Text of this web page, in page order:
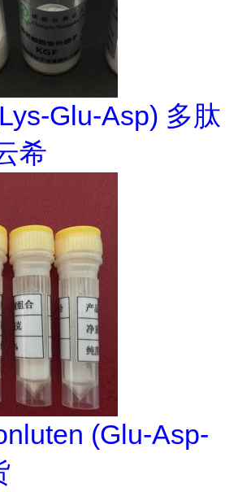
Glu-Asp) 多肽
希
(Glu-Asp-